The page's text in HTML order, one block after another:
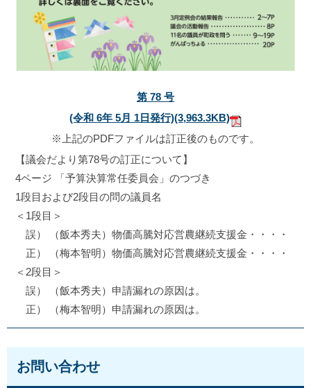
第 78 号
(令和 6年 5月 1日発行)(3,963.3KB)
※上記のPDFファイルは訂正後のものです。
【議会だより第78号の訂正について】
4ページ 「予算決算常任委員会」のつづき
1段目および2段目の問の議員名
＜1段目＞
誤） （飯本秀夫）物価高騰対応営農継続支援金・・・・
正） （梅本智明）物価高騰対応営農継続支援金・・・・
＜2段目＞
誤） （飯本秀夫）申請漏れの原因は。
正） （梅本智明）申請漏れの原因は。
お問い合わせ